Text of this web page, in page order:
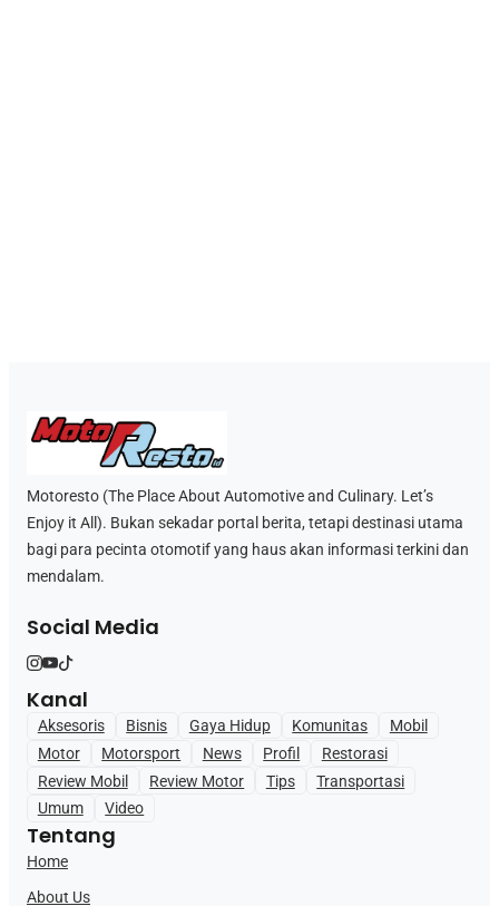
Motoresto (The Place About Automotive and Culinary. Let’s
Enjoy it All). Bukan sekadar portal berita, tetapi destinasi utama
bagi para pecinta otomotif yang haus akan informasi terkini dan
mendalam.
Social Media
Kanal
Aksesoris Bisnis Gaya Hidup Komunitas
Mobil
Motor
Motorsport News Profil
Restorasi
Review Mobil
Review Motor Tips
Transportasi
Umum
Video
Tentang
Home
About Us